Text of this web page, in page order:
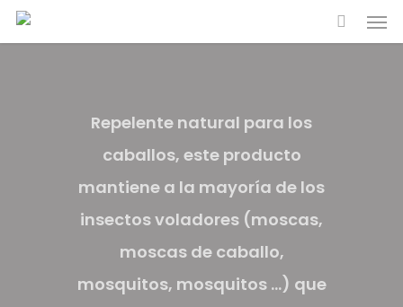
Skip
to
Repelente natural para los
caballos, este producto
mantiene a la mayoría de los
insectos voladores (moscas,
moscas de caballo,
mosquitos, mosquitos ...) que